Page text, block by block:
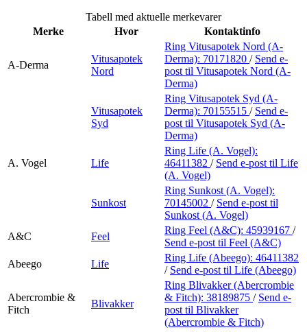
Praktisk informasjon
Ledige stillinger
Tabell med aktuelle merkevarer
Merke
Hvor Kontaktinfo
A-Derma
Vitusapotek
Nord
Ring Vitusapotek Nord (A-
Derma): 70171820 / Send e-
post til Vitusapotek Nord (A-
Derma)
Vitusapotek
Syd
Ring Vitusapotek Syd (A-
Derma): 70155515 / Send e-
post til Vitusapotek Syd (A-
Derma)
A. Vogel Life
Ring Life (A. Vogel):
46411382 / Send e-post til Life
(A. Vogel)
Sunkost
Ring Sunkost (A. Vogel):
70145002 / Send e-post til
Sunkost (A. Vogel)
A&C
Feel
Ring Feel (A&C): 45939167 /
Send e-post til Feel (A&C)
Abeego
Life
Ring Life (Abeego): 46411382
/ Send e-post til Life (Abeego)
Abercrombie &
Fitch
Blivakker
Ring Blivakker (Abercrombie
& Fitch): 38189875 / Send e-
post til Blivakker
(Abercrombie & Fitch)